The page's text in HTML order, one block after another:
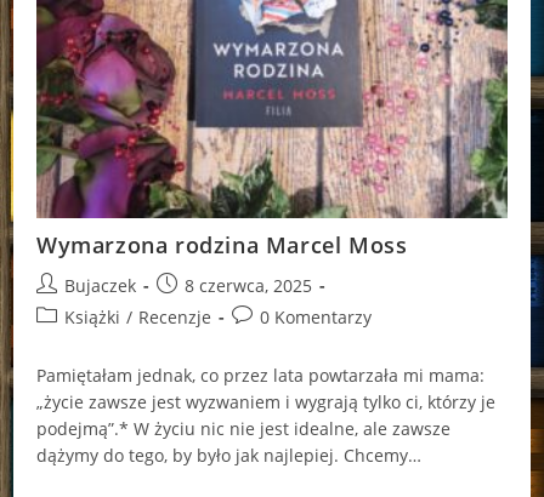
Wymarzona rodzina Marcel Moss
Post
author:
Bujaczek
Post
published:
8 czerwca, 2025
PostKsiążki / Recenzje
Post0 Komentarzy
Pa­mię­ta­łam jed­nak, co przez lata po­wta­rza­ła mi mama:
„życie za­wsze jest wy­zwa­niem i wy­gra­ją tylko ci, któ­rzy je
po­dej­mą”.* W życiu nic nie jest idealne, ale zawsze
dążymy do tego, by było jak najlepiej. Chcemy…